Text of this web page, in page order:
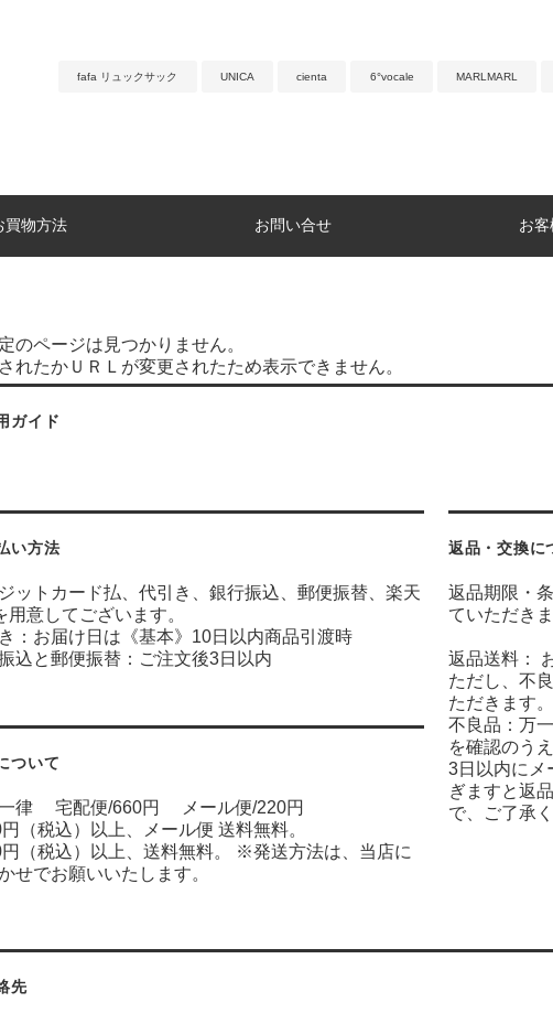
fafa リュックサック UNICA cienta 6°vocale MARLMARL
買物方法 お問い合せ お
のページは見つかりません。
れたかＵＲＬが変更されたため表示できません。
ガイド
い方法
ットカード払、代引き、銀行振込、郵便振替、楽天
用意してございます。
：お届け日は《基本》10日以内商品引渡時
込と郵便振替：ご注文後3日以内
ついて
律 宅配便/660円 メール便/220円
（税込）以上、メール便 送料無料。
（税込）以上、送料無料。 ※発送方法は、当店に
せでお願いいたします。
返品・交換に
返品期限・
ていただきま
返品送料：
ただし、不
ただきます。
不良品：万
を確認のう
3日以内にメ
ぎますと返
で、ご了承
先